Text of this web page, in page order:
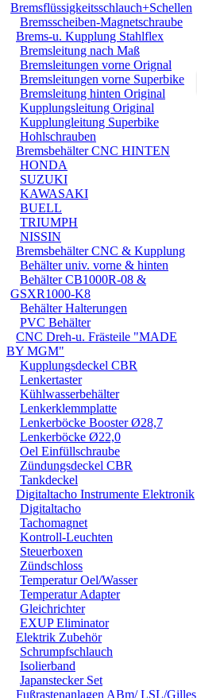
Bremsflüssigkeitsschlauch+Schellen
Bremsscheiben-Magnetschraube
Brems-u. Kupplung Stahlflex
Bremsleitung nach Maß
Bremsleitungen vorne Orignal
Bremsleitungen vorne Superbike
Bremsleitung hinten Original
Kupplungsleitung Original
Kupplungleitung Superbike
Hohlschrauben
Bremsbehälter CNC HINTEN
HONDA
SUZUKI
KAWASAKI
BUELL
TRIUMPH
NISSIN
Bremsbehälter CNC & Kupplung
Behälter univ. vorne & hinten
Behälter CB1000R-08 &
GSXR1000-K8
Behälter Halterungen
PVC Behälter
CNC Dreh-u. Frästeile "MADE
BY MGM"
Kupplungsdeckel CBR
Lenkertaster
Kühlwasserbehälter
Lenkerklemmplatte
Lenkerböcke Booster Ø28,7
Lenkerböcke Ø22,0
Oel Einfüllschraube
Zündungsdeckel CBR
Tankdeckel
Digitaltacho Instrumente Elektronik
Digitaltacho
Tachomagnet
Kontroll-Leuchten
Steuerboxen
Zündschloss
Temperatur Oel/Wasser
Temperatur Adapter
Gleichrichter
EXUP Eliminator
Elektrik Zubehör
Schrumpfschlauch
Isolierband
Japanstecker Set
Fußrastenanlagen ABm/ LSL/Gilles